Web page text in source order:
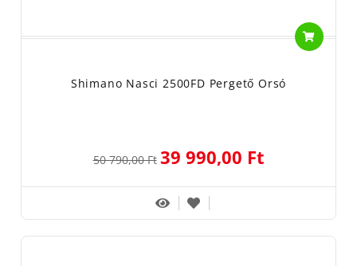
Shimano Nasci 2500FD Pergető Orsó
50 790,00 Ft 39 990,00 Ft